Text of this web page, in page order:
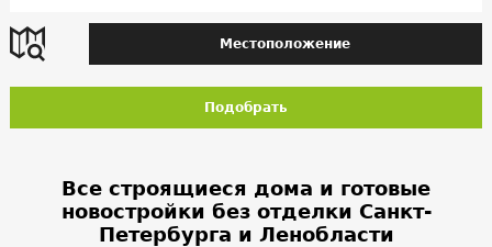
Местоположение
Подобрать
Все строящиеся дома и готовые
новостройки без отделки Санкт-
Петербурга и Ленобласти